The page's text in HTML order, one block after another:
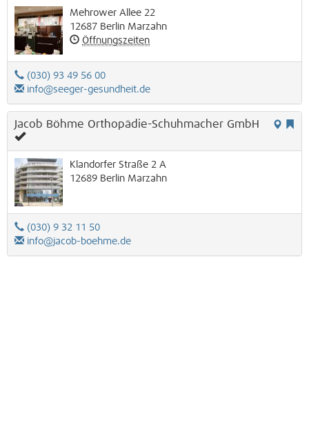
Mehrower Allee 22
12687 Berlin Marzahn
Öffnungszeiten
(030) 93 49 56 00
info@seeger-gesundheit.de
Jacob Böhme Orthopädie-Schuhmacher GmbH
Klandorfer Straße 2 A
12689 Berlin Marzahn
(030) 9 32 11 50
info@jacob-boehme.de